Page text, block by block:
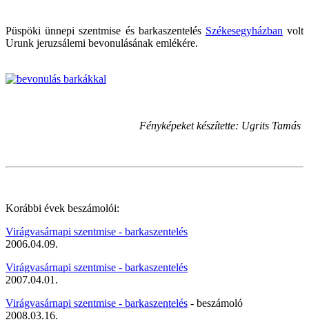
Püspöki ünnepi szentmise és barkaszentelés Székesegyházban volt
Urunk jeruzsálemi bevonulásának emlékére.
Fényképeket készítette: Ugrits Tamás
Korábbi évek beszámolói:
Virágvasárnapi szentmise - barkaszentelés
2006.04.09.
Virágvasárnapi szentmise - barkaszentelés
2007.04.01.
Virágvasárnapi szentmise - barkaszentelés - beszámoló
2008.03.16.